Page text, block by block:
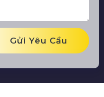
Gửi Yêu Cầu